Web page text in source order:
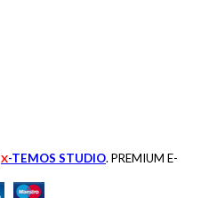
X-TEMOS STUDIO. PREMIUM E-